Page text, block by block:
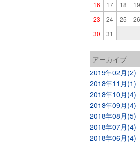
16
17 18 19
23
24 25 26
30
31
アーカイブ
2019年02月(2)
2018年11月(1)
2018年10月(4)
2018年09月(4)
2018年08月(5)
2018年07月(4)
2018年06月(4)